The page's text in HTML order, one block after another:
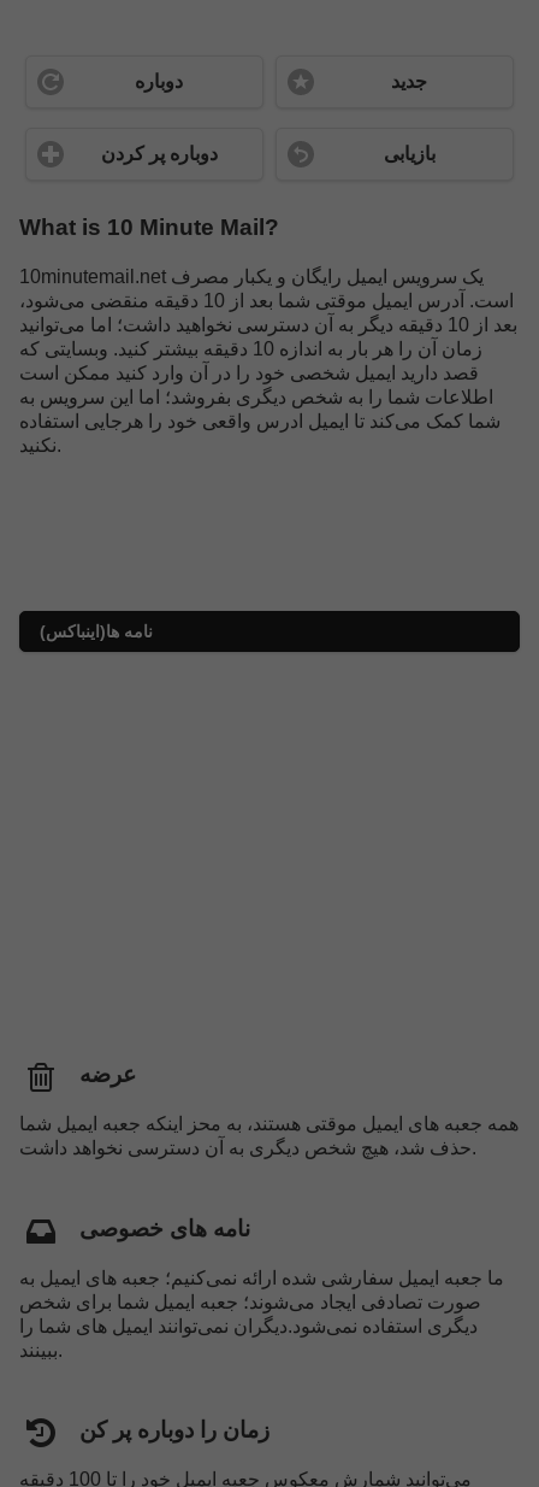
دوباره جدید
دوباره پر کردن بازیابی
What is 10 Minute Mail?
10minutemail.net یک سرویس ایمیل رایگان و یکبار مصرف
است. آدرس ایمیل موقتی شما بعد از 10 دقیقه منقضی می‌شود،
بعد از 10 دقیقه دیگر به آن دسترسی نخواهید داشت؛ اما می‌توانید
زمان آن را هر بار به اندازه 10 دقیقه بیشتر کنید. وبسایتی که
قصد دارید ایمیل شخصی خود را در آن وارد کنید ممکن است
اطلاعات شما را به شخص دیگری بفروشد؛ اما این سرویس به
شما کمک می‌کند تا ایمیل ادرس واقعی خود را هرجایی استفاده
نکنید.
نامه ها(اینباکس)
عرضه
همه جعبه های ایمیل موقتی هستند، به محز اینکه جعبه ایمیل شما
حذف شد، هیچ شخص دیگری به آن دسترسی نخواهد داشت.
نامه های خصوصی
ما جعبه ایمیل سفارشی شده ارائه نمی‌کنیم؛ جعبه های ایمیل به
صورت تصادفی ایجاد می‌شوند؛ جعبه ایمیل شما برای شخص
دیگری استفاده نمی‌شود.دیگران نمی‌توانند ایمیل های شما را
ببینند.
زمان را دوباره پر کن
می‌توانید شمارش معکوس جعبه ایمیل خود را تا 100 دقیقه